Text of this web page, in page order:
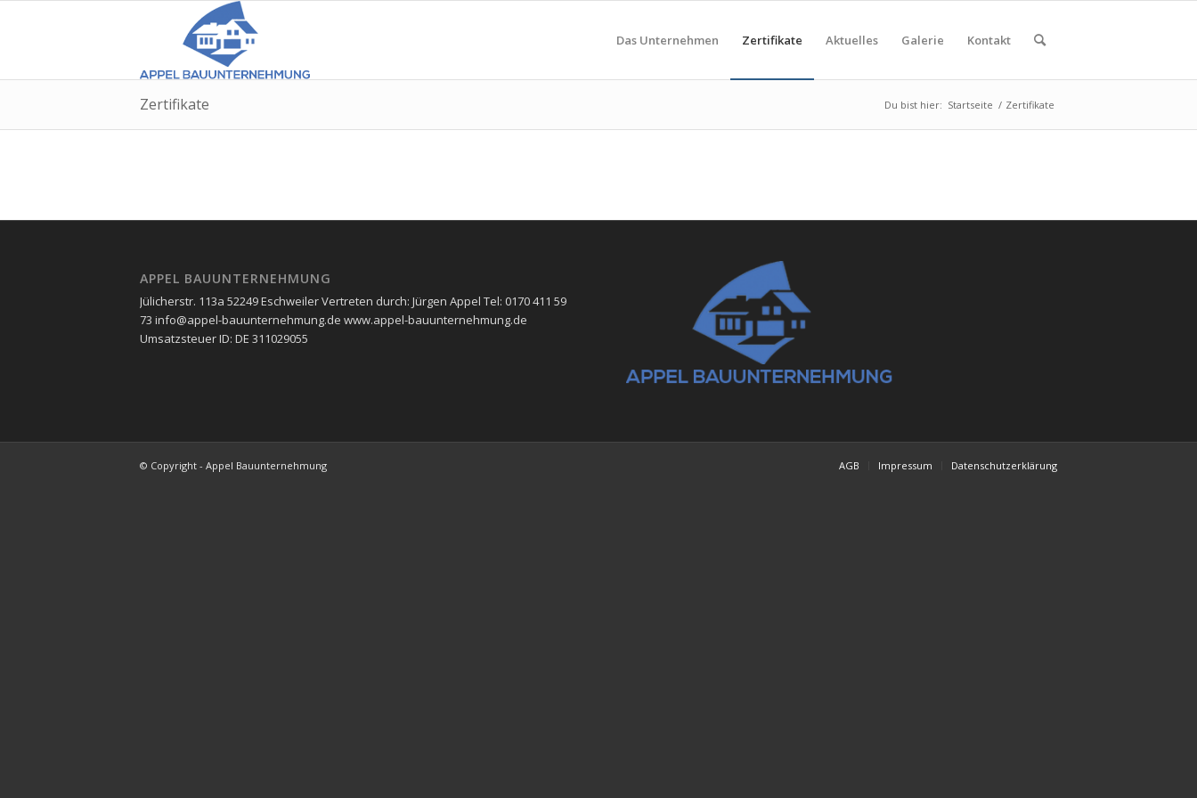
Das Unternehmen Zertifikate Aktuelles Galerie Kontakt
Zertifikate Du bist hier: Startseite / Zertifikate
APPEL BAUUNTERNEHMUNG
Jülicherstr. 113a 52249 Eschweiler Vertreten durch: Jürgen Appel Tel: 0170 411 59
73 info@appel-bauunternehmung.de www.appel-bauunternehmung.de ​
Umsatzsteuer ID: ​DE 311029055
© Copyright - Appel Bauunternehmung AGB Impressum Datenschutzerklärung